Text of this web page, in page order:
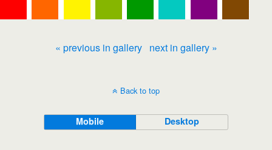
« previous in gallery next in gallery »
Back to top
Mobile Desktop